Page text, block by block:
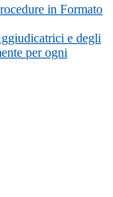
in Formato
e degli
per ogni